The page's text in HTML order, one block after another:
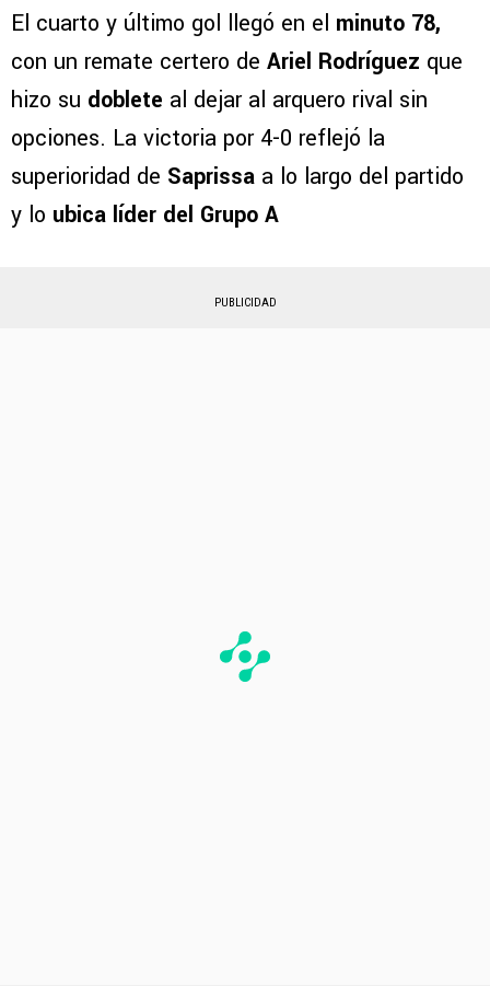
El cuarto y último gol llegó en el minuto 78,
con un remate certero de Ariel Rodríguez que
hizo su doblete al dejar al arquero rival sin
opciones. La victoria por 4-0 reflejó la
superioridad de Saprissa a lo largo del partido
y lo ubica líder del Grupo A
PUBLICIDAD